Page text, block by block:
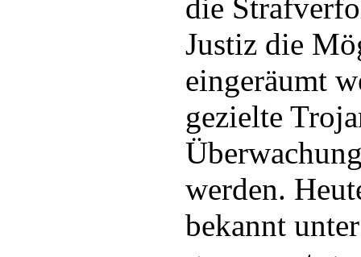
die
Justiz die
eingeräumt
gezielte
werden.
bekannt